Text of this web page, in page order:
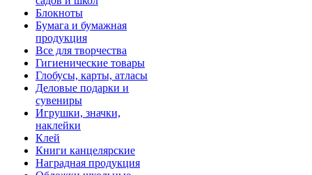
Блокноты
Бумага и бумажная
продукция
Все для творчества
Гигиенические товары
Глобусы, карты, атласы
Деловые подарки и
сувениры
Игрушки, значки,
наклейки
Клей
Книги канцелярские
Наградная продукция